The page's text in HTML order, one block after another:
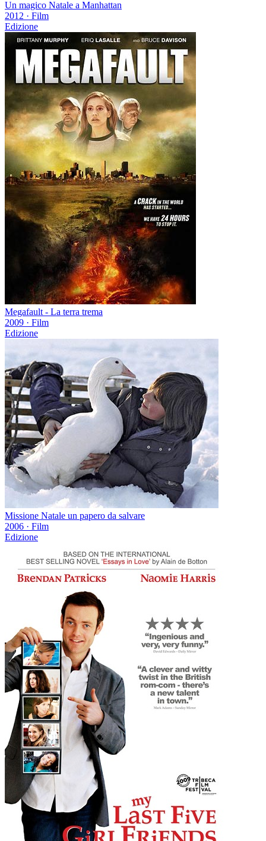
Un magico Natale a Manhattan
2012 · Film
Edizione
Megafault - La terra trema
2009 · Film
Edizione
Missione Natale un papero da salvare
2006 · Film
Edizione